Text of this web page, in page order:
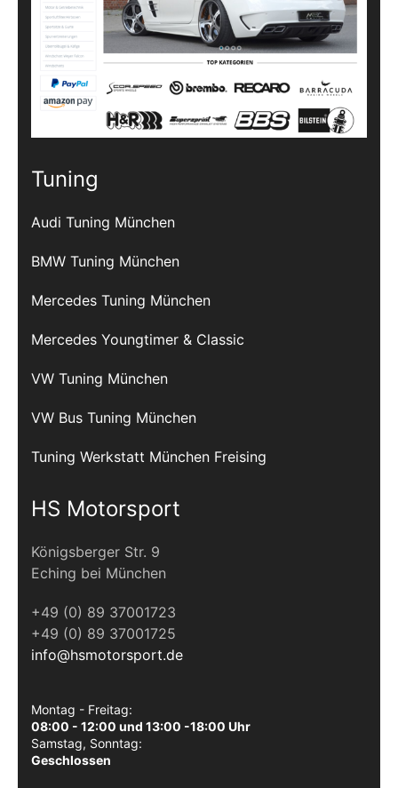
Tuning
Audi Tuning München
BMW Tuning München
Mercedes Tuning München
Mercedes Youngtimer & Classic
VW Tuning München
VW Bus Tuning München
Tuning Werkstatt München Freising
HS Motorsport
Königsberger Str. 9
Eching bei München
+49 (0) 89 37001723
+49 (0) 89 37001725
info@hsmotorsport.de
Montag - Freitag:
08:00 - 12:00 und 13:00 -18:00 Uhr
Samstag, Sonntag:
Geschlossen